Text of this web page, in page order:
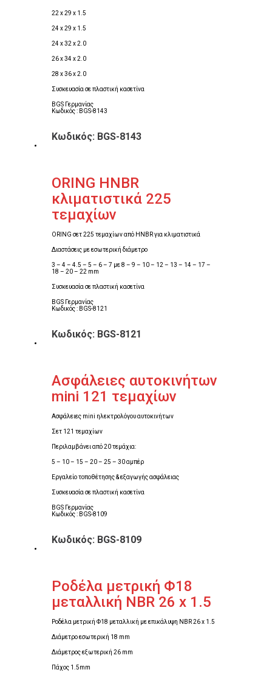
22 x 29 x 1.5
24 x 29 x 1.5
24 x 32 x 2.0
26 x 34 x 2.0
28 x 36 x 2.0
Συσκευασία σε πλαστική κασετίνα
BGS Γερμανίας
Κωδικός : BGS-8143
Κωδικός: BGS-8143
ORING HNBR
κλιματιστικά 225
τεμαχίων
ORING σετ 225 τεμαχίων από HNBR για κλιματιστικά
Διαστάσεις με εσωτερική διάμετρο
3 – 4 – 4.5 – 5 – 6 – 7 με 8 – 9 – 10 – 12 – 13 – 14 – 17 –
18 – 20 – 22 mm
Συσκευασία σε πλαστική κασετίνα
BGS Γερμανίας
Κωδικός : BGS-8121
Κωδικός: BGS-8121
Ασφάλειες αυτοκινήτων
mini 121 τεμαχίων
Ασφάλειες mini ηλεκτρολόγου αυτοκινήτων
Σετ 121 τεμαχίων
Περιλαμβάνει από 20 τεμάχια:
5 – 10 – 15 – 20 – 25 – 30 αμπέρ
Εργαλείο τοποθέτησης & εξαγωγής ασφάλειας
Συσκευασία σε πλαστική κασετίνα
BGS Γερμανίας
Κωδικός : BGS-8109
Κωδικός: BGS-8109
Ροδέλα μετρική Φ18
μεταλλική NBR 26 x 1.5
Ροδέλα μετρική Φ18 μεταλλική με επικάλυψη NBR 26 x 1.5
Διάμετρο εσωτερική 18 mm
Διάμετρος εξωτερική 26 mm
Πάχος 1.5mm